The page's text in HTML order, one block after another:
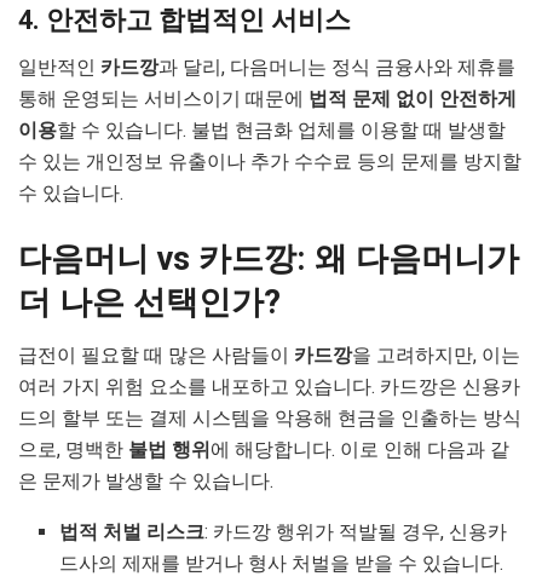
4. 안전하고 합법적인 서비스
일반적인 카드깡과 달리, 다음머니는 정식 금융사와 제휴를
통해 운영되는 서비스이기 때문에 법적 문제 없이 안전하게
이용할 수 있습니다. 불법 현금화 업체를 이용할 때 발생할
수 있는 개인정보 유출이나 추가 수수료 등의 문제를 방지할
수 있습니다.
다음머니 vs 카드깡: 왜 다음머니가
더 나은 선택인가?
급전이 필요할 때 많은 사람들이 카드깡을 고려하지만, 이는
여러 가지 위험 요소를 내포하고 있습니다. 카드깡은 신용카
드의 할부 또는 결제 시스템을 악용해 현금을 인출하는 방식
으로, 명백한 불법 행위 에 해당합니다. 이로 인해 다음과 같
은 문제가 발생할 수 있습니다.
법적 처벌 리스크: 카드깡 행위가 적발될 경우, 신용카
드사의 제재를 받거나 형사 처벌을 받을 수 있습니다.